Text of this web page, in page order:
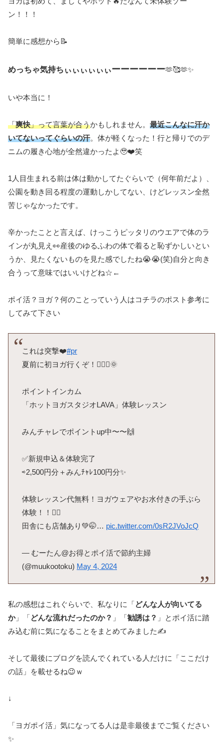
ン！！！
簡単に感想から📝
めっちゃ気持ちぃぃぃぃぃぃーーーーーー🫶🥰🫶✨
いや本当に！
「爽快」って言葉が合うかもしれません。 最近こんなに汗か
いてないってぐらいの汗。体が軽くなった！行と帰りでのデ
ニムの履き心地が全然違かったよ🥹❤️笑
1人目生まれる前は体は動かしてたぐらいで（何年前だよ）、
公園を動き回る程度の運動しかしてない、けどレッスン全然
苦じゃなかったです。
辛かったことと言えば、けっこうピッタリのウエアで体のラ
インが丸見え👀産後のゆるふわの体で着ると恥ずかしいとい
うか、見たくないものを見た感でしたね😭😭(笑)自分と向き
合うって意味ではいいけどね☆←
ポイ活？ヨガ？何のことっていう人はコチラのポスト参考に
してみて下さい
これは突撃❤️#pr
夏前に初ヨガ行くぞ！🧘🏾‍♀️🌞
ポイントインカム
「ホットヨガスタジオLAVA」体験レッスン
みんチャレでポイントup中〜〜🙌
✅新規申込＆体験完了
⇨2,500円分＋みんﾁｬﾚ100円分✨
体験レッスン代無料！ヨガウェアやお水付きの手ぶら
体験！！❤️‍🔥
田舎にも店舗あり💚🤭… pic.twitter.com/0sR2JVoJcQ
— むーたん@お得とポイ活で節約主婦
(@muukootoku) May 4, 2024
私の感想はこれぐらいで、私なりに「どんな人が向いてる
か」「どんな流れだったのか？ 」「勧誘は？ 」とポイ活に踏
み込む前に気になることをまとめてみました✍
そして最後にブログを読んでくれている人だけに「ここだけ
の話」を載せるね😉ｗ
↓
「ヨガポイ活」気になってる人は是非最後までご覧ください
✨